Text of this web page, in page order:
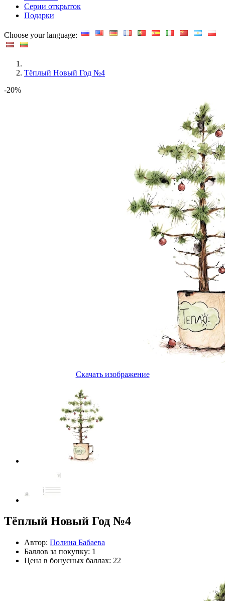
Серии открыток
Подарки
Choose your language:
Тёплый Новый Год №4
-20%
Скачать изображение
Тёплый Новый Год №4
Автор: Полина Бабаева
Баллов за покупку: 1
Цена в бонусных баллах: 22